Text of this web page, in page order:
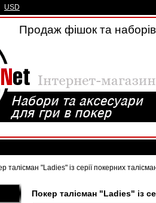
USD
Продаж фішок та
талісман "Ladіes" із серії покерних
Покер талісман "Ladіes" із